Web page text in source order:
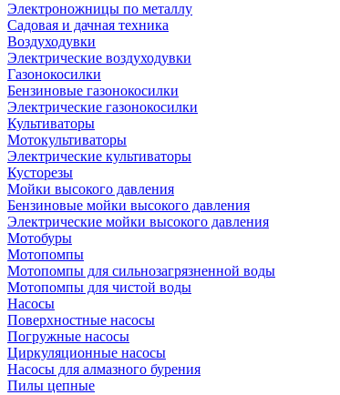
Электроножницы по металлу
Садовая и дачная техника
Воздуходувки
Электрические воздуходувки
Газонокосилки
Бензиновые газонокосилки
Электрические газонокосилки
Культиваторы
Мотокультиваторы
Электрические культиваторы
Кусторезы
Мойки высокого давления
Бензиновые мойки высокого давления
Электрические мойки высокого давления
Мотобуры
Мотопомпы
Мотопомпы для сильнозагрязненной воды
Мотопомпы для чистой воды
Насосы
Поверхностные насосы
Погружные насосы
Циркуляционные насосы
Насосы для алмазного бурения
Пилы цепные